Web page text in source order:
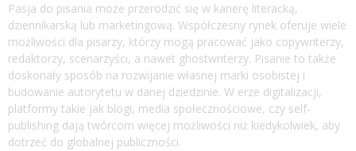
Pasja do pisania może przerodzić się w karierę literacką,
dziennikarską lub marketingową. Współczesny rynek oferuje wiele
możliwości dla pisarzy, którzy mogą pracować jako copywriterzy,
redaktorzy, scenarzyści, a nawet ghostwriterzy. Pisanie to także
doskonały sposób na rozwijanie własnej marki osobistej i
budowanie autorytetu w danej dziedzinie. W erze digitalizacji,
platformy takie jak blogi, media społecznościowe, czy self-
publishing dają twórcom więcej możliwości niż kiedykolwiek, aby
dotrzeć do globalnej publiczności.